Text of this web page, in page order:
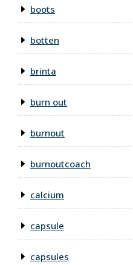
boots
botten
brinta
burn out
burnout
burnoutcoach
calcium
capsule
capsules